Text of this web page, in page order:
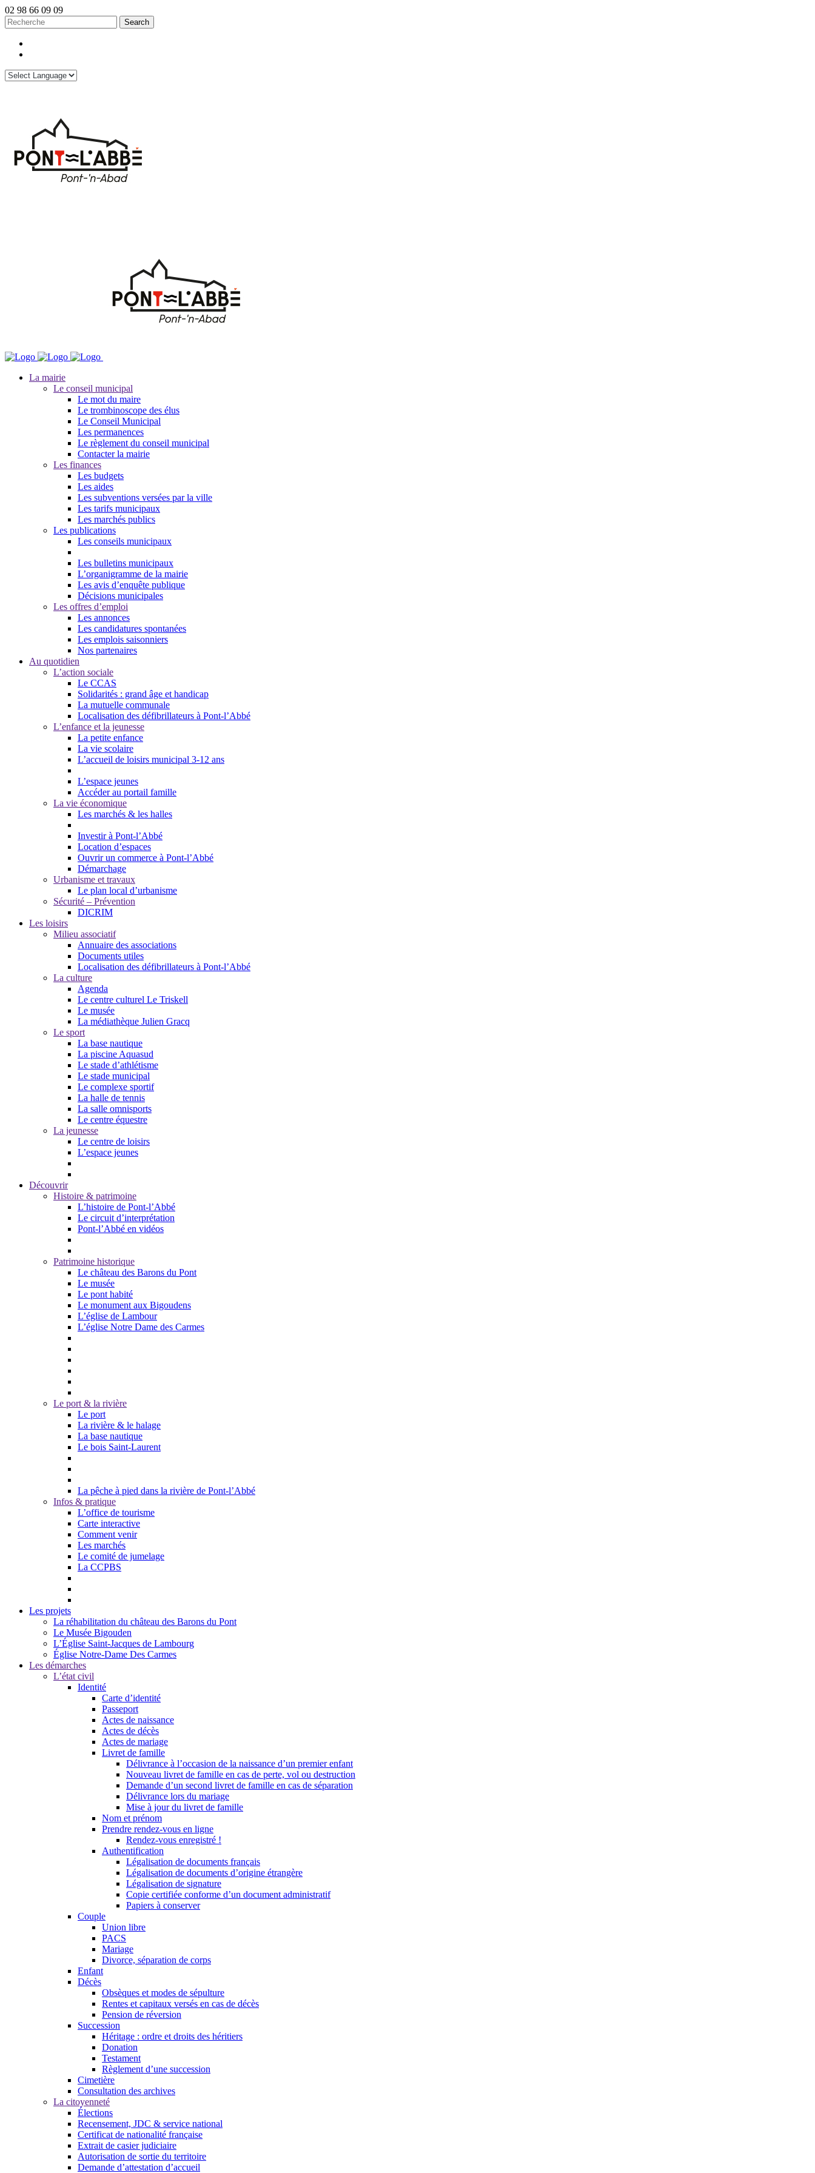
02 98 66 09 09
La mairie
Le conseil municipal
Le mot du maire
Le trombinoscope des élus
Le Conseil Municipal
Les permanences
Le règlement du conseil municipal
Contacter la mairie
Les finances
Les budgets
Les aides
Les subventions versées par la ville
Les tarifs municipaux
Les marchés publics
Les publications
Les conseils municipaux
Les bulletins municipaux
L’organigramme de la mairie
Les avis d’enquête publique
Décisions municipales
Les offres d’emploi
Les annonces
Les candidatures spontanées
Les emplois saisonniers
Nos partenaires
Au quotidien
L’action sociale
Le CCAS
Solidarités : grand âge et handicap
La mutuelle communale
Localisation des défibrillateurs à Pont-l’Abbé
L’enfance et la jeunesse
La petite enfance
La vie scolaire
L’accueil de loisirs municipal 3-12 ans
L’espace jeunes
Accéder au portail famille
La vie économique
Les marchés & les halles
Investir à Pont-l’Abbé
Location d’espaces
Ouvrir un commerce à Pont-l’Abbé
Démarchage
Urbanisme et travaux
Le plan local d’urbanisme
Sécurité – Prévention
DICRIM
Les loisirs
Milieu associatif
Annuaire des associations
Documents utiles
Localisation des défibrillateurs à Pont-l’Abbé
La culture
Agenda
Le centre culturel Le Triskell
Le musée
La médiathèque Julien Gracq
Le sport
La base nautique
La piscine Aquasud
Le stade d’athlétisme
Le stade municipal
Le complexe sportif
La halle de tennis
La salle omnisports
Le centre équestre
La jeunesse
Le centre de loisirs
L’espace jeunes
Découvrir
Histoire & patrimoine
L’histoire de Pont-l’Abbé
Le circuit d’interprétation
Pont-l’Abbé en vidéos
Patrimoine historique
Le château des Barons du Pont
Le musée
Le pont habité
Le monument aux Bigoudens
L’église de Lambour
L’église Notre Dame des Carmes
Le port & la rivière
Le port
La rivière & le halage
La base nautique
Le bois Saint-Laurent
La pêche à pied dans la rivière de Pont-l’Abbé
Infos & pratique
L’office de tourisme
Carte interactive
Comment venir
Les marchés
Le comité de jumelage
La CCPBS
Les projets
La réhabilitation du château des Barons du Pont
Le Musée Bigouden
L’Église Saint-Jacques de Lambourg
Église Notre-Dame Des Carmes
Les démarches
L’état civil
Identité
Carte d’identité
Passeport
Actes de naissance
Actes de décès
Actes de mariage
Livret de famille
Délivrance à l’occasion de la naissance d’un premier enfant
Nouveau livret de famille en cas de perte, vol ou destruction
Demande d’un second livret de famille en cas de séparation
Délivrance lors du mariage
Mise à jour du livret de famille
Nom et prénom
Prendre rendez-vous en ligne
Rendez-vous enregistré !
Authentification
Légalisation de documents français
Légalisation de documents d’origine étrangère
Légalisation de signature
Copie certifiée conforme d’un document administratif
Papiers à conserver
Couple
Union libre
PACS
Mariage
Divorce, séparation de corps
Enfant
Décès
Obsèques et modes de sépulture
Rentes et capitaux versés en cas de décès
Pension de réversion
Succession
Héritage : ordre et droits des héritiers
Donation
Testament
Règlement d’une succession
Cimetière
Consultation des archives
La citoyenneté
Élections
Recensement, JDC & service national
Certificat de nationalité française
Extrait de casier judiciaire
Autorisation de sortie du territoire
Demande d’attestation d’accueil